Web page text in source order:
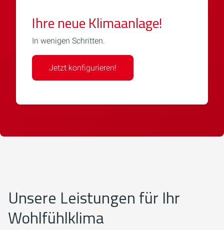
Ihre neue Klimaanlage!
In wenigen Schritten.
Jetzt konfigurieren!
Unsere Leistungen für Ihr
Wohlfühlklima